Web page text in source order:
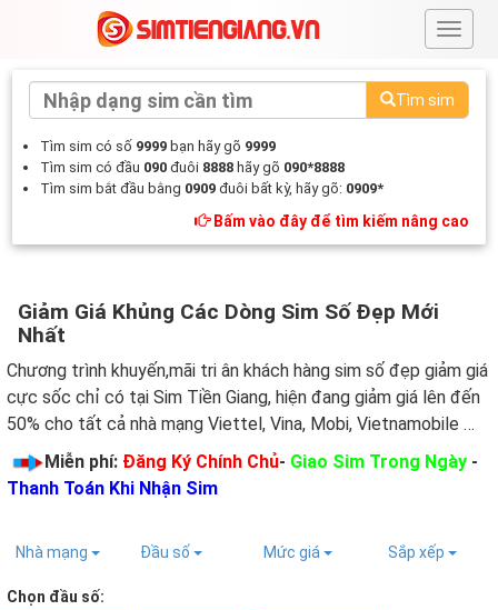
#
Tìm sim
Tìm sim có số 9999 bạn hãy gõ 9999
Tìm sim có đầu 090 đuôi 8888 hãy gõ 090*8888
Tìm sim bắt đầu bằng 0909 đuôi bất kỳ, hãy gõ: 0909*
Bấm vào đây để tìm kiếm nâng cao
Giảm Giá Khủng Các Dòng Sim Số Đẹp Mới
Nhất
Chương trình khuyến,mãi tri ân khách hàng sim số đẹp giảm giá
cực sốc chỉ có tại Sim Tiền Giang, hiện đang giảm giá lên đến
50% cho tất cả nhà mạng Viettel, Vina, Mobi, Vietnamobile …
Miễn phí: Đăng Ký Chính Chủ- Giao Sim Trong Ngày -
Thanh Toán Khi Nhận Sim
Nhà mạng Đầu số Mức giá Sắp xếp
Chọn đầu số: